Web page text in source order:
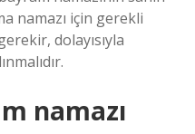
namazı için gerekli
dolayısıyla
namazı